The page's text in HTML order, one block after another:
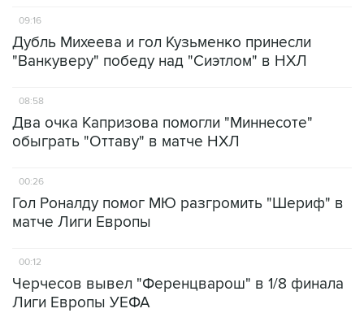
09:16
Дубль Михеева и гол Кузьменко принесли
"Ванкуверу" победу над "Сиэтлом" в НХЛ
08:58
Два очка Капризова помогли "Миннесоте"
обыграть "Оттаву" в матче НХЛ
00:26
Гол Роналду помог МЮ разгромить "Шериф" в
матче Лиги Европы
00:12
Черчесов вывел "Ференцварош" в 1/8 финала
Лиги Европы УЕФА